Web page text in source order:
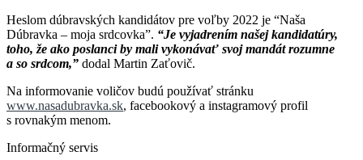
Heslom dúbravských kandidátov pre voľby 2022 je “Naša
Dúbravka – moja srdcovka”. “Je vyjadrením našej kandidatúry,
toho, že ako poslanci by mali vykonávať svoj mandát rozumne
a so srdcom,” dodal Martin Zaťovič.
Na informovanie voličov budú používať stránku
www.nasadubravka.sk, facebookový a instagramový profil
s rovnakým menom.
Informačný servis